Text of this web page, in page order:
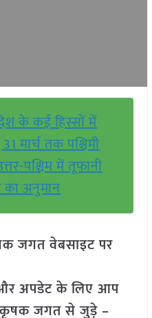
के कई हिस्सों में
मार्च तक पश्चिमी
पश्चिम में तूफानी
का अनुमान
जगत वेबसाइट पर
और अपडेट के लिए आप
कृषक जगत से जुड़े –